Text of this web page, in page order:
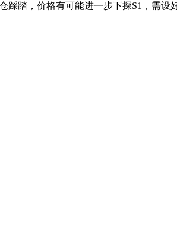
踏，价格有可能进一步下探S1，需设